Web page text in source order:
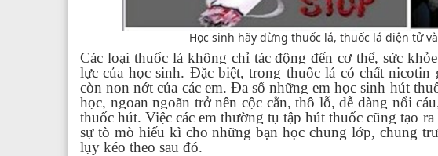
Học sinh hãy dừng thuốc lá, thuốc lá điện tử
Các loại thuốc lá không chỉ tác động đến cơ thể, sức
lực của học sinh. Đặc biệt, trong thuốc lá có chất
còn non nớt của các em. Đa số những em học sinh hút
học, ngoan ngoãn trở nên cộc cằn, thô lỗ, dễ dàng nổi
thuốc hút. Việc các em thường tụ tập hút thuốc cũng tạo
sự tò mò hiếu kì cho những bạn học chung lớp, chung
lụy kéo theo sau đó.